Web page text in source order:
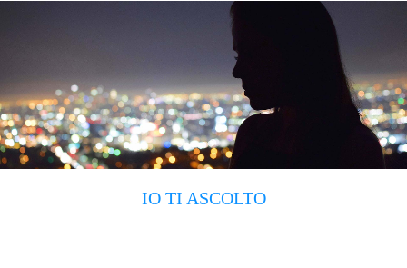
IO TI ASCOLTO